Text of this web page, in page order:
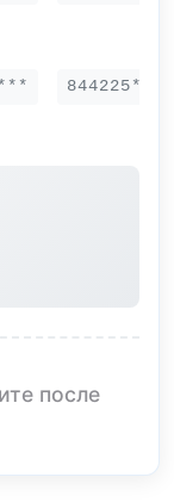
844225***
после